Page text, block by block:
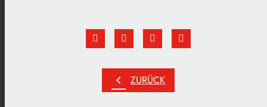
chevron_left ZURÜCK